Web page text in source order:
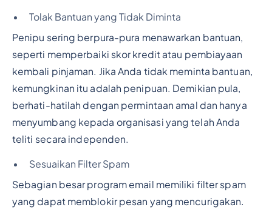
Tolak Bantuan yang Tidak Diminta
Penipu sering berpura-pura menawarkan bantuan,
seperti memperbaiki skor kredit atau pembiayaan
kembali pinjaman. Jika Anda tidak meminta bantuan,
kemungkinan itu adalah penipuan. Demikian pula,
berhati-hatilah dengan permintaan amal dan hanya
menyumbang kepada organisasi yang telah Anda
teliti secara independen.
Sesuaikan Filter Spam
Sebagian besar program email memiliki filter spam
yang dapat memblokir pesan yang mencurigakan.